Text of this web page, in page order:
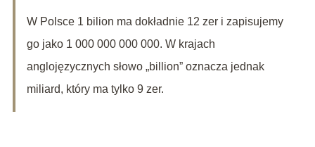
W Polsce 1 bilion ma dokładnie 12 zer i zapisujemy
go jako 1 000 000 000 000. W krajach
anglojęzycznych słowo „billion” oznacza jednak
miliard, który ma tylko 9 zer.